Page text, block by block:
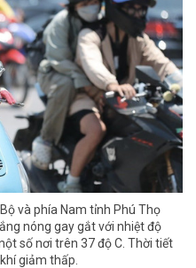
và phía Nam tỉnh Phú Thọ
nóng gay gắt với nhiệt độ
số nơi trên 37 độ C. Thời tiết
giảm thấp.